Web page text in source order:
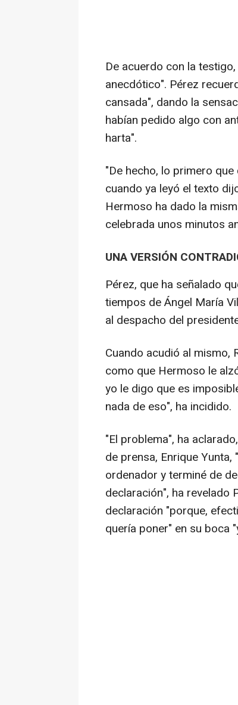
De acuerdo con la
anecdótico". Pérez
cansada", dando la
habían pedido algo con
harta".
"De hecho, lo primero
cuando ya leyó el texto
Hermoso ha dado la
celebrada unos minutos
UNA VERSIÓN
Pérez, que ha señalado
tiempos de Ángel María
al despacho del
Cuando acudió al mismo,
como que Hermoso le
yo le digo que es
nada de eso", ha incidido.
"El problema", ha
de prensa, Enrique
ordenador y terminé de
declaración", ha revelado
declaración "porque,
quería poner" en su boca